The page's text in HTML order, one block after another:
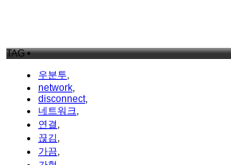
TAG •
우분투,
network,
disconnect,
네트워크,
연결 ,
끊김 ,
가끔,